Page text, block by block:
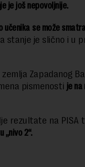
je još nepovoljnije.
učenika se može
stanje je slično i u
Zapadanog
pismenosti je na
rezultate na PISA
„nivo 2“.